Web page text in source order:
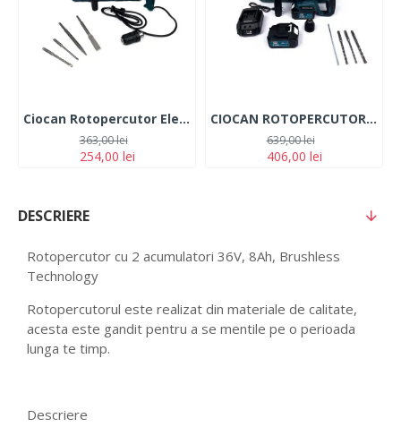
Ciocan Rotopercutor Electric German Meister 1100W + Mandrina + Valiza de Transport
254,00 lei
363,00 lei
CIOCAN ROTOPERCUTOR German Meister CU 2 ACUMULATORI 36V -6 AH - BRUSHLESS TECHNOLOGY
406,00 lei
639,00 lei
DESCRIERE
Rotopercutor cu 2 acumulatori 36V, 8Ah, Brushless
Technology
Rotopercutorul este realizat din materiale de calitate,
acesta este gandit pentru a se mentile pe o perioada
lunga te timp.
Descriere